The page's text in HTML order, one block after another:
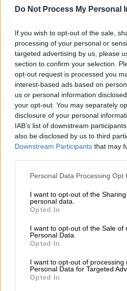
Do Not Process My Personal
If you wish to opt-out of the sale,
processing of your personal or
targeted advertising by us, please
section to confirm your selection.
opt-out request is processed you
interest-based ads based on
us or personal information
your opt-out. You may separately
disclosure of your personal
IAB’s list of downstream
also be disclosed by us to third
Downstream Participants that may
Please note that this website/app
not limited to your visit or usage
grant or deny consent to Google
use your data for below specified
consent section.
Personal Data Processing Opt
I want to opt-out of the
personal data.
Opted In
I want to opt-out of the Sale of
Personal Data.
Opted In
I want to opt-out of processing
Personal Data for Targeted
Opted In
αποφυλακιστεί ο
άσκησε ο
Σοφοκλής Λογοθέτης,
νέες δικαστικές
Σύμφωνα με την ΕΡΤ,το
να συζητηθεί άμεσα στο
Αρείου Πάγου σε
δικαστήριο να καλείται
νομιμότητα της
Ελλάδα|25.05.2026 10:45
ΟΠΕΚΕΠΕ στην Κρήτη:
χειροπέδες σε
υπεύθυνους ΚΥΔ